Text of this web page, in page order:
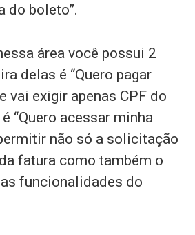
do boleto”.
área você possui 2
delas é “Quero pagar
vai exigir apenas CPF do
“Quero acessar minha
não só a solicitação
fatura como também o
funcionalidades do